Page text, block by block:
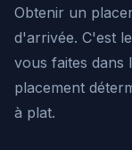
Obtenir un
d'arrivée. C'est
vous faites dans
placement
à plat.